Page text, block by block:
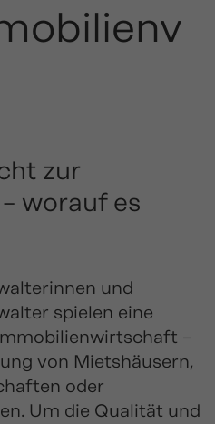
zur
worauf es
und
spielen eine
–
von Mietshäusern,
oder
Um die Qualität und